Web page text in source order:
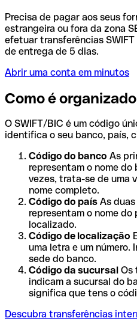
Precisa de pagar aos seus
estrangeira ou fora da zona
efetuar transferências
de entrega de 5 dias.
Abrir uma conta em minutos
Como é
O SWIFT/BIC é um código
identifica o seu banco, país,
Código do banco As
representam o nome
vezes, trata-se de uma
nome completo.
Código do país As
representam o nome
localizado.
Código de localização
uma letra e um número.
sede do banco.
Código da sucursal Os
indicam a sucursal do
significa que tens o
Descubra transferências